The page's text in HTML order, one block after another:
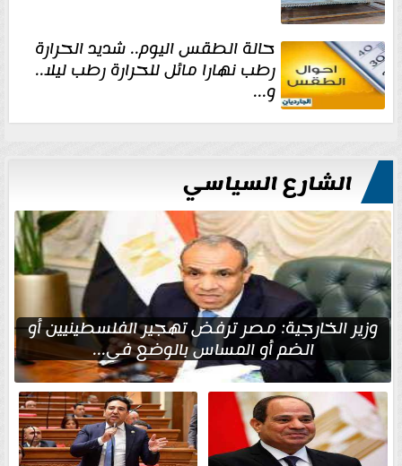
حالة الطقس اليوم.. شديد الحرارة
رطب نهارا مائل للحرارة رطب ليلا..
و...
الشارع السياسي
وزير الخارجية: مصر ترفض تهجير الفلسطينيين أو
الضم أو المساس بالوضع في...